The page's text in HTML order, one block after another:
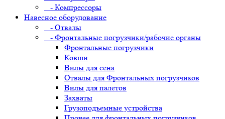
- Компрессоры
Навесное оборудование
- Отвалы
- Фронтальные погрузчики/рабочие органы
Фронтальные погрузчики
Ковши
Вилы для сена
Отвалы для Фронтальных погрузчиков
Вилы для палетов
Захваты
Грузоподъемные устройства